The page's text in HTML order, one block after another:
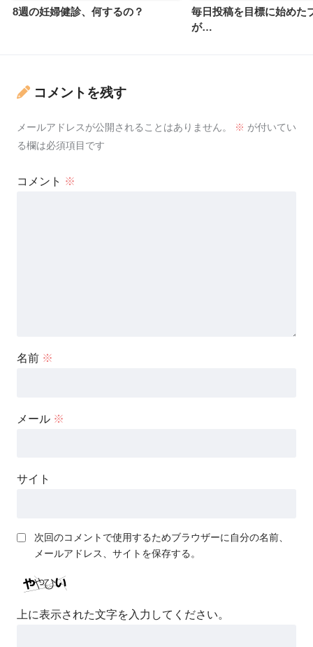
8週の妊婦健診、何するの？
毎日投稿を目標に始めた
が…
コメントを残す
メールアドレスが公開されることはありません。 ※ が付いてい
る欄は必須項目です
コメント ※
名前 ※
メール ※
サイト
次回のコメントで使用するためブラウザーに自分の名前、
メールアドレス、サイトを保存する。
上に表示された文字を入力してください。